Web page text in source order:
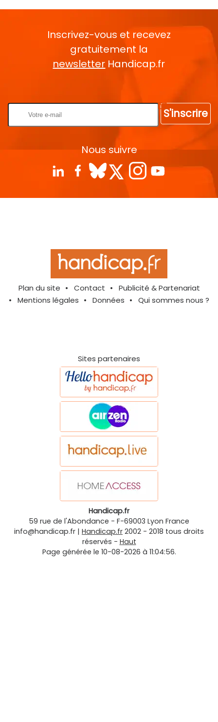
Inscrivez-vous et recevez
gratuitement la
newsletter Handicap.fr
S'inscrire
Nous suivre
Plan du site Contact
Publicité & Partenariat
Mentions légales
Données Qui sommes nous ?
Sites partenaires
Handicap.fr
59 rue de l'Abondance - F-69003 Lyon France
info@handicap.fr | Handicap.fr 2002 - 2018 tous droits
réservés - Haut
Page générée le 10-08-2026 à 11:04:56.